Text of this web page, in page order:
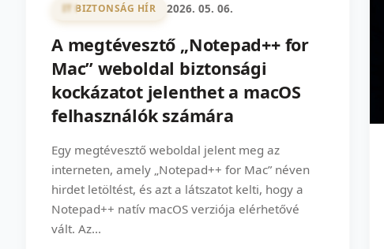
IT BIZTONSÁG HÍR 2026. 05. 06.
A megtévesztő „Notepad++ for
Mac” weboldal biztonsági
kockázatot jelenthet a macOS
felhasználók számára
Egy megtévesztő weboldal jelent meg az
interneten, amely „Notepad++ for Mac” néven
hirdet letöltést, és azt a látszatot kelti, hogy a
Notepad++ natív macOS verziója elérhetővé
vált. Az...